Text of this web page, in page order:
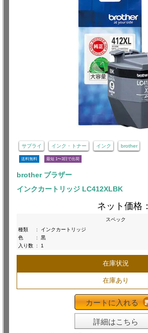
サプライ インク・トナー インク brother
送料無料 最短 1〜3日で出荷
brother ブラザー
インクカートリッジ LC412XLBK
ネット価格：
スペック
種類
:
インクカートリッジ
色
:
黒
入り数 : 1
在庫状況
在庫あり
カートに入れる
詳細はこちら